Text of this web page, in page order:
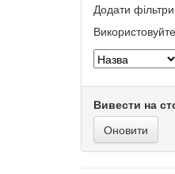
Додати
Вивести на